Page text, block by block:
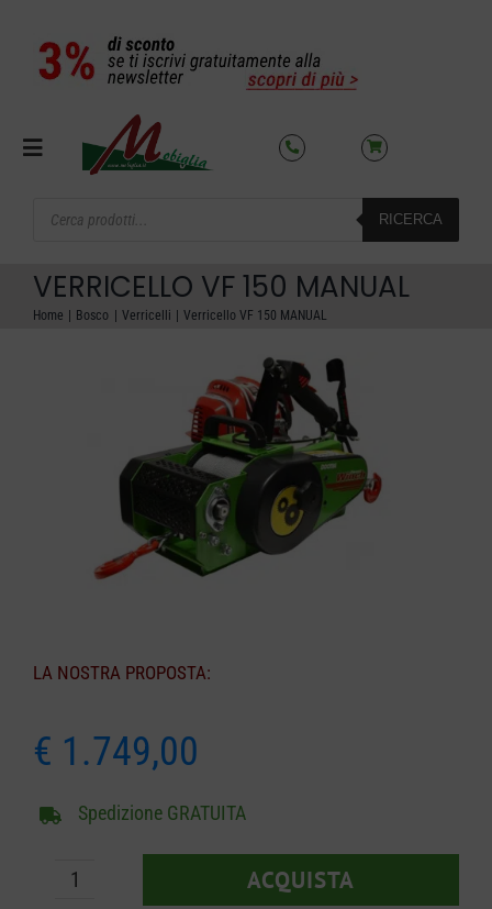
contenuto
Toggle
OFFERTE DEL MESE
search
RICERCA
VERRICELLO VF 150 MANUAL
Home Bosco Verricelli Verricello VF 150 MANUAL
LA NOSTRA PROPOSTA:
€ 1.749,00
Spedizione GRATUITA
Verricello
ACQUISTA